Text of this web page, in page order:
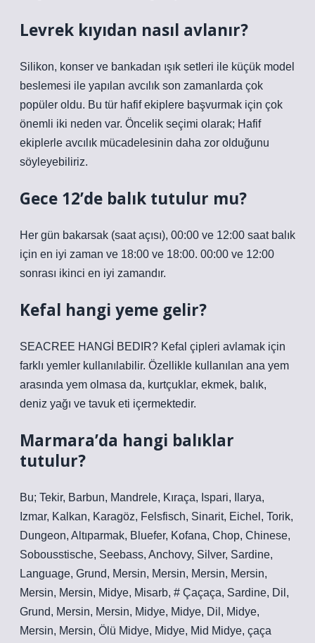
Levrek kıyıdan nasıl avlanır?
Silikon, konser ve bankadan ışık setleri ile küçük model
beslemesi ile yapılan avcılık son zamanlarda çok
popüler oldu. Bu tür hafif ekiplere başvurmak için çok
önemli iki neden var. Öncelik seçimi olarak; Hafif
ekiplerle avcılık mücadelesinin daha zor olduğunu
söyleyebiliriz.
Gece 12’de balık tutulur mu?
Her gün bakarsak (saat açısı), 00:00 ve 12:00 saat balık
için en iyi zaman ve 18:00 ve 18:00. 00:00 ve 12:00
sonrası ikinci en iyi zamandır.
Kefal hangi yeme gelir?
SEACREE HANGİ BEDIR? Kefal çipleri avlamak için
farklı yemler kullanılabilir. Özellikle kullanılan ana yem
arasında yem olmasa da, kurtçuklar, ekmek, balık,
deniz yağı ve tavuk eti içermektedir.
Marmara’da hangi balıklar
tutulur?
Bu; Tekir, Barbun, Mandrele, Kıraça, Ispari, Ilarya,
Izmar, Kalkan, Karagöz, Felsfisch, Sinarit, Eichel, Torik,
Dungeon, Altıparmak, Bluefer, Kofana, Chop, Chinese,
Sobousstische, Seebass, Anchovy, Silver, Sardine,
Language, Grund, Mersin, Mersin, Mersin, Mersin,
Mersin, Mersin, Midye, Misarb, # Çaçaça, Sardine, Dil,
Grund, Mersin, Mersin, Midye, Midye, Dil, Midye,
Mersin, Mersin, Ölü Midye, Midye, Mid Midye, çaça